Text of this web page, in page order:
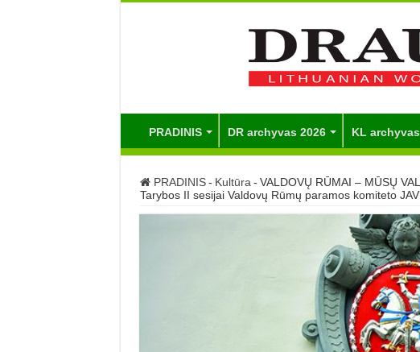
PRADINIS DR archyvas 2026 KL
PRADINIS - Kultūra - VALDOVŲ RŪMAI – MŪSŲ
Tarybos II sesijai Valdovų Rūmų paramos komiteto